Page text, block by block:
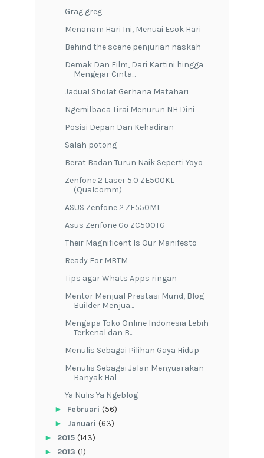
Grag greg
Menanam Hari Ini, Menuai Esok Hari
Behind the scene penjurian naskah
Demak Dan Film, Dari Kartini hingga
Mengejar Cinta...
Jadual Sholat Gerhana Matahari
Ngemilbaca Tirai Menurun NH Dini
Posisi Depan Dan Kehadiran
Salah potong
Berat Badan Turun Naik Seperti Yoyo
Zenfone 2 Laser 5.0 ZE500KL
(Qualcomm)
ASUS Zenfone 2 ZE550ML
Asus Zenfone Go ZC500TG
Their Magnificent Is Our Manifesto
Ready For MBTM
Tips agar Whats Apps ringan
Mentor Menjual Prestasi Murid, Blog
Builder Menjua...
Mengapa Toko Online Indonesia Lebih
Terkenal dan B...
Menulis Sebagai Pilihan Gaya Hidup
Menulis Sebagai Jalan Menyuarakan
Banyak Hal
Ya Nulis Ya Ngeblog
► Februari (56)
► Januari (63)
► 2015 (143)
► 2013 (1)